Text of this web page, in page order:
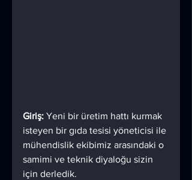
Giriş: Yeni bir üretim hattı kurmak
isteyen bir gıda tesisi yöneticisi ile
mühendislik ekibimiz arasındaki o
samimi ve teknik diyaloğu sizin
için derledik.